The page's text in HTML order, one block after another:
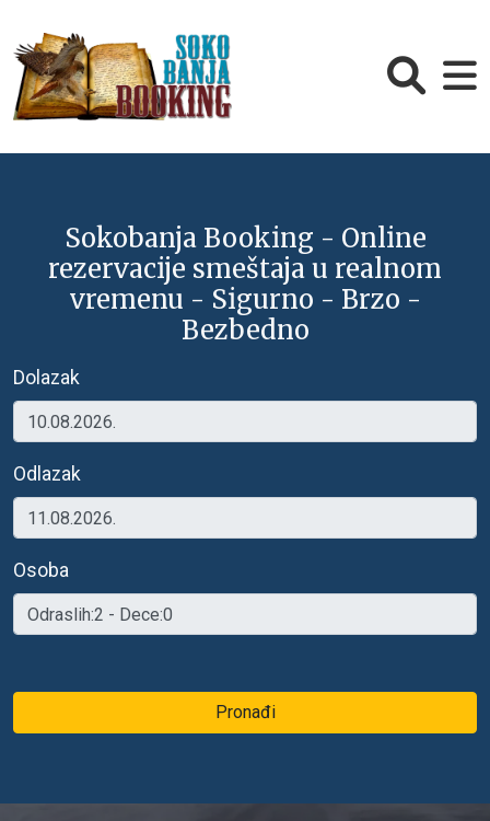
Sokobanja Booking - Online
rezervacije smeštaja u realnom
vremenu - Sigurno - Brzo -
Bezbedno
Dolazak
Odlazak
Osoba
Pronađi